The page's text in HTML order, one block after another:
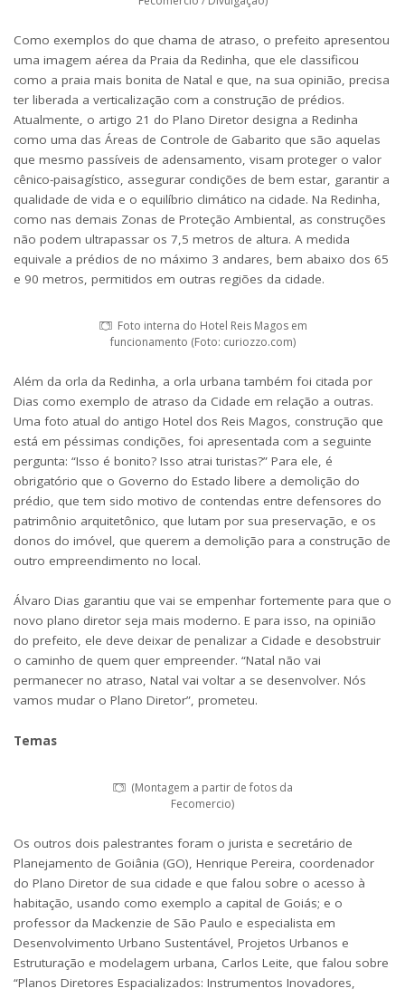
Como exemplos do que chama de atraso, o prefeito apresentou
uma imagem aérea da Praia da Redinha, que ele classificou
como a praia mais bonita de Natal e que, na sua opinião, precisa
ter liberada a verticalização com a construção de prédios.
Atualmente, o artigo 21 do Plano Diretor designa a Redinha
como uma das Áreas de Controle de Gabarito que são aquelas
que mesmo passíveis de adensamento, visam proteger o valor
cênico-paisagístico, assegurar condições de bem estar, garantir a
qualidade de vida e o equilíbrio climático na cidade. Na Redinha,
como nas demais Zonas de Proteção Ambiental, as construções
não podem ultrapassar os 7,5 metros de altura. A medida
equivale a prédios de no máximo 3 andares, bem abaixo dos 65
e 90 metros, permitidos em outras regiões da cidade.
Foto interna do Hotel Reis Magos em
funcionamento (Foto: curiozzo.com)
Além da orla da Redinha, a orla urbana também foi citada por
Dias como exemplo de atraso da Cidade em relação a outras.
Uma foto atual do antigo Hotel dos Reis Magos, construção que
está em péssimas condições, foi apresentada com a seguinte
pergunta: “Isso é bonito? Isso atrai turistas?” Para ele, é
obrigatório que o Governo do Estado libere a demolição do
prédio, que tem sido motivo de contendas entre defensores do
patrimônio arquitetônico, que lutam por sua preservação, e os
donos do imóvel, que querem a demolição para a construção de
outro empreendimento no local.
Álvaro Dias garantiu que vai se empenhar fortemente para que o
novo plano diretor seja mais moderno. E para isso, na opinião
do prefeito, ele deve deixar de penalizar a Cidade e desobstruir
o caminho de quem quer empreender. “Natal não vai
permanecer no atraso, Natal vai voltar a se desenvolver. Nós
vamos mudar o Plano Diretor”, prometeu.
Temas
(Montagem a partir de fotos da
Fecomercio)
Os outros dois palestrantes foram o jurista e secretário de
Planejamento de Goiânia (GO), Henrique Pereira, coordenador
do Plano Diretor de sua cidade e que falou sobre o acesso à
habitação, usando como exemplo a capital de Goiás; e o
professor da Mackenzie de São Paulo e especialista em
Desenvolvimento Urbano Sustentável, Projetos Urbanos e
Estruturação e modelagem urbana, Carlos Leite, que falou sobre
“Planos Diretores Espacializados: Instrumentos Inovadores,